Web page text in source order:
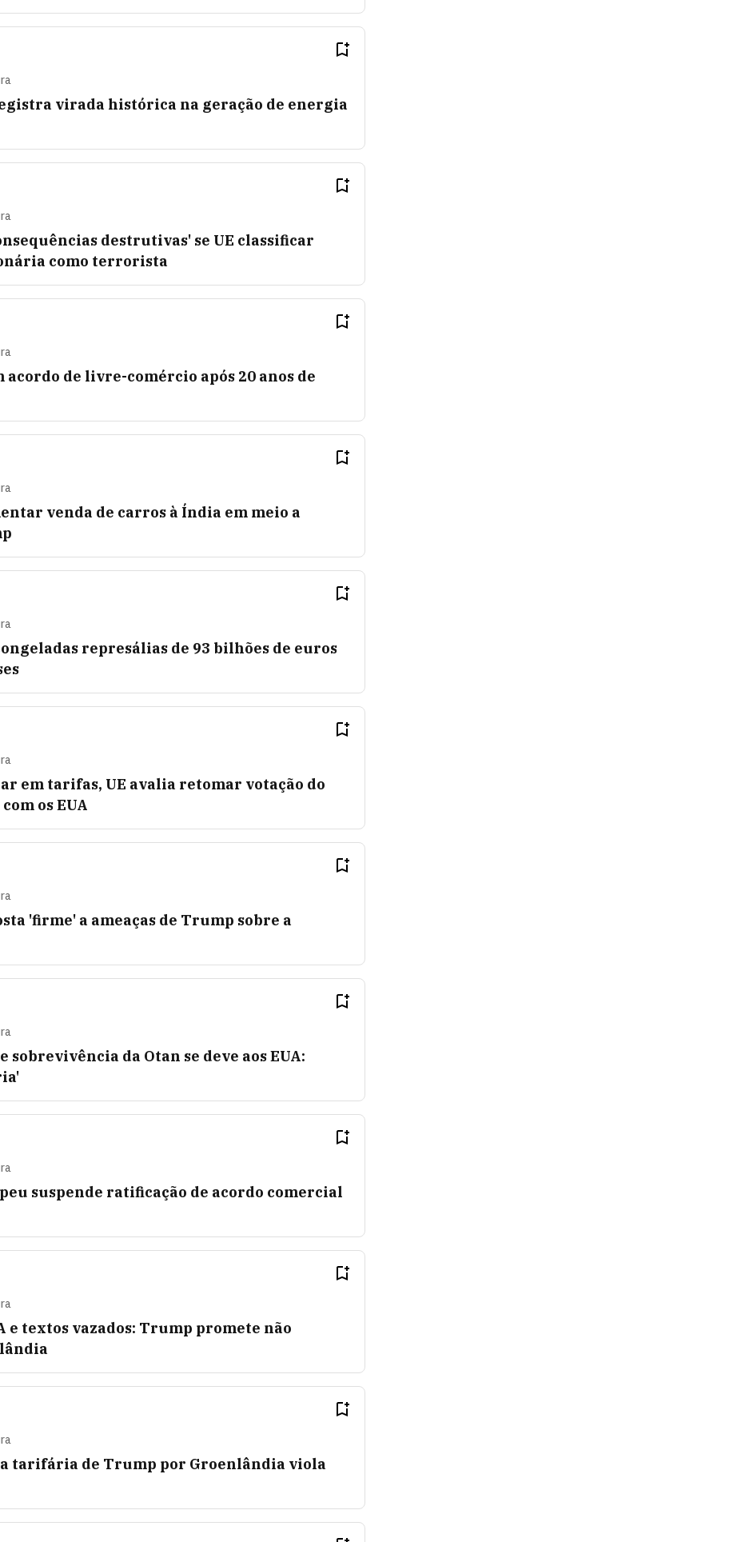
virada histórica na geração de energia
destrutivas' se UE classificar
como terrorista
acordo de livre-comércio após 20 anos de
venda de carros à Índia em meio a
represálias de 93 bilhões de euros
em tarifas, UE avalia retomar votação do
os EUA
'firme' a ameaças de Trump sobre a
da Otan se deve aos EUA:
suspende ratificação de acordo comercial
e textos vazados: Trump promete não
tarifária de Trump por Groenlândia viola